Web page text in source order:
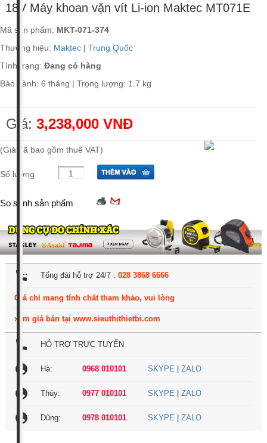
18V Máy khoan vặn vít Li-ion Maktec MT071E
Mã sản phẩm: MKT-071-374
Thương hiệu: Maktec | Trung Quốc
Tình trạng: Đang có hàng
Bảo hành: 6 tháng | Trọng lượng: 1.7 kg
Giá: 3,238,000 VNĐ
(Giá đã bao gồm thuế VAT)
Số lượng
So sánh sản phẩm
settings_phone Tổng đài hỗ trợ 24/7 : 028 3868 6666
Giá chỉ mang tính chất tham khảo, vui lòng
xem giá bán tại www.sieuthithietbi.com
local_phone HỖ TRỢ TRỰC TUYẾN
account_circle Hà: 0968 010101 SKYPE ZALO
account_circle Thúy: 0977 010101 SKYPE ZALO
account_circle Dũng: 0978 010101 SKYPE ZALO